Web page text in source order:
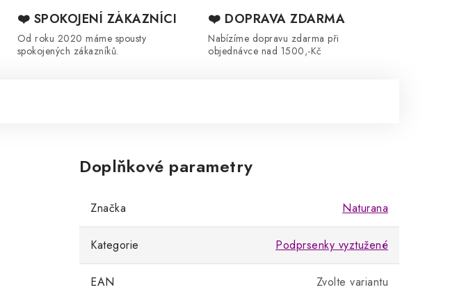
❤️ SPOKOJENÍ ZÁKAZNÍCI
Od roku 2020 máme spousty
spokojených zákazníků.
❤️ DOPRAVA ZDARMA
Nabízíme dopravu zdarma při
objednávce nad 1500,-Kč
Doplňkové parametry
Značka Naturana
Kategorie Podprsenky vyztužené
EAN Zvolte variantu